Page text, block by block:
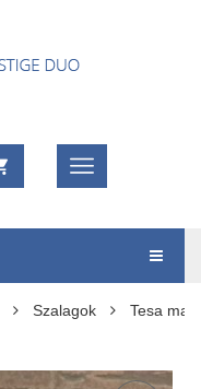
Szalagok Tesa